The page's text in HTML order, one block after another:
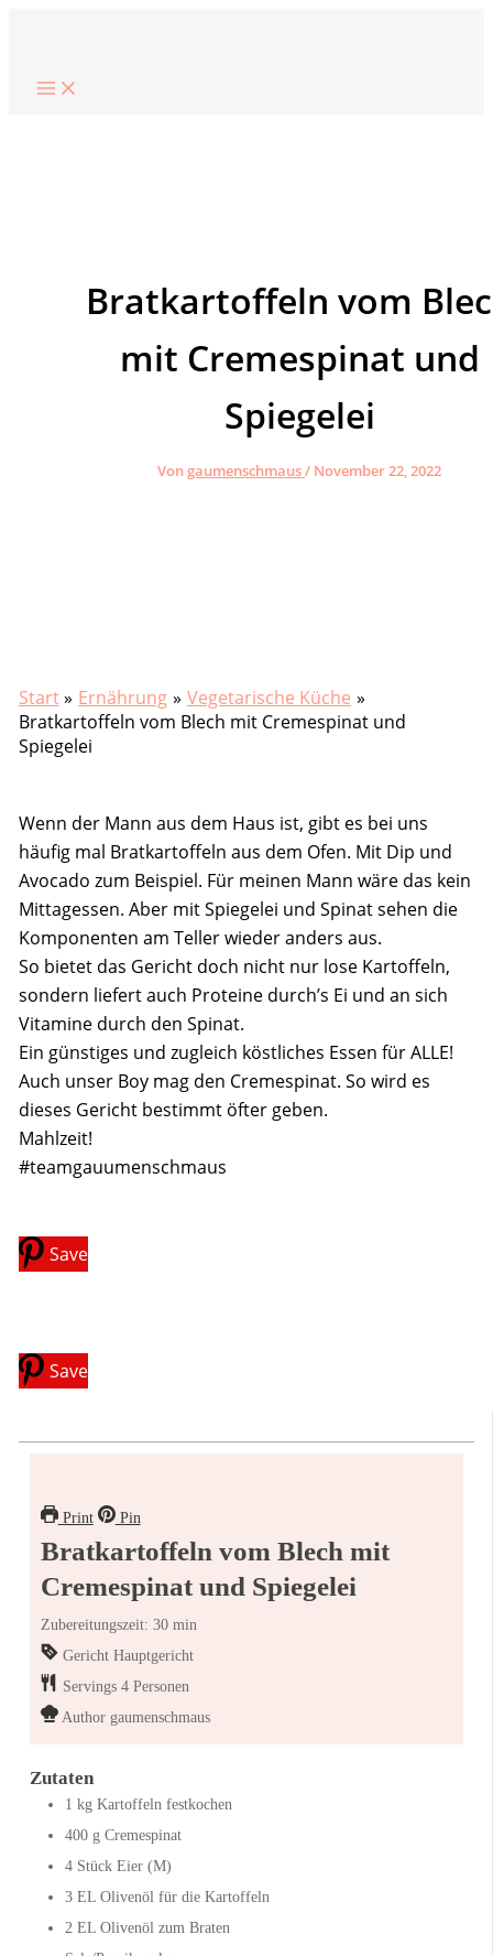
springen
Bratkartoffeln vom
mit Cremespinat und
Spiegelei
Vongaumenschmaus/ November 22, 2022
Start Ernährung
Vegetarische Küche
Bratkartoffeln vom Blech mit Cremespinat und
Spiegelei
Wenn der Mann aus dem Haus ist, gibt es bei uns
häufig mal Bratkartoffeln aus dem Ofen. Mit Dip und
Avocado zum Beispiel. Für meinen Mann wäre das kein
Mittagessen. Aber mit Spiegelei und Spinat sehen die
Komponenten am Teller wieder anders aus.
So bietet das Gericht doch nicht nur lose Kartoffeln,
sondern liefert auch Proteine durch’s Ei und an sich
Vitamine durch den Spinat.
Ein günstiges und zugleich köstliches Essen für ALLE!
Auch unser Boy mag den Cremespinat. So wird es
dieses Gericht bestimmt öfter geben.
Mahlzeit!
#teamgauumenschmaus
Save
Save
Print Pin
Bratkartoffeln vom Blech mit
Cremespinat und Spiegelei
Zubereitungszeit: 30 min
Gericht Hauptgericht
Servings 4 Personen
Author gaumenschmaus
Zutaten
1 kg Kartoffeln festkochen
400 g Cremespinat
4 Stück Eier (M)
3 EL Olivenöl für die Kartoffeln
2 EL Olivenöl zum Braten